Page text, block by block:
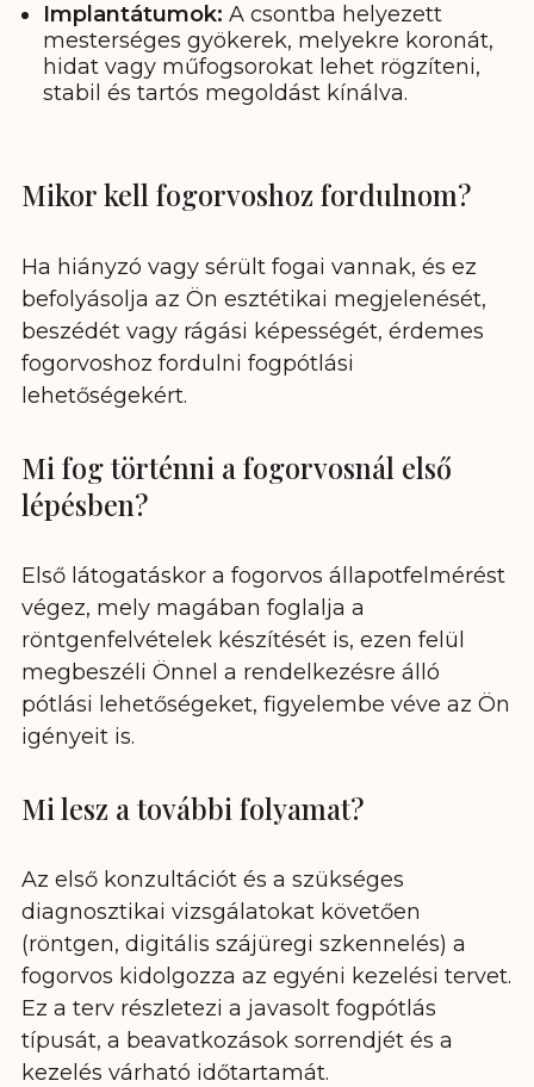
Implantátumok: A csontba helyezett
mesterséges gyökerek, melyekre koronát,
hidat vagy műfogsorokat lehet rögzíteni,
stabil és tartós megoldást kínálva.
Mikor kell fogorvoshoz fordulnom?
Ha hiányzó vagy sérült fogai vannak, és ez
befolyásolja az Ön esztétikai megjelenését,
beszédét vagy rágási képességét, érdemes
fogorvoshoz fordulni fogpótlási
lehetőségekért.
Mi fog történni a fogorvosnál első
lépésben?
Első látogatáskor a fogorvos állapotfelmérést
végez, mely magában foglalja a
röntgenfelvételek készítését is, ezen felül
megbeszéli Önnel a rendelkezésre álló
pótlási lehetőségeket, figyelembe véve az Ön
igényeit is.
Mi lesz a további folyamat?
Az első konzultációt és a szükséges
diagnosztikai vizsgálatokat követően
(röntgen, digitális szájüregi szkennelés) a
fogorvos kidolgozza az egyéni kezelési tervet.
Ez a terv részletezi a javasolt fogpótlás
típusát, a beavatkozások sorrendjét és a
kezelés várható időtartamát.